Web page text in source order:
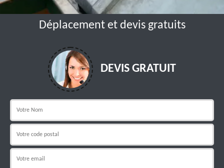
Déplacement et devis gratuits
DEVIS GRATUIT